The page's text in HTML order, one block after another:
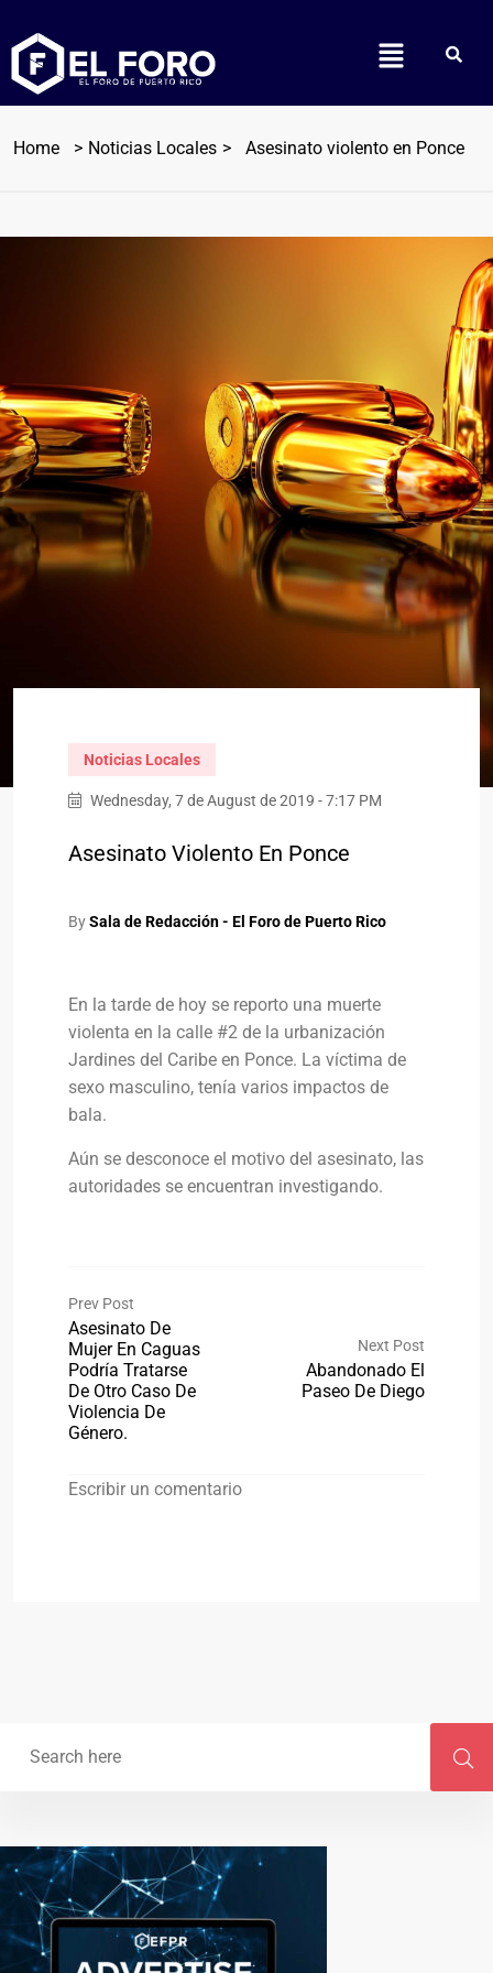
Home Noticias Locales Asesinato violento en Ponce
Noticias Locales
Wednesday, 7 de August de 2019 - 7:17 PM
Asesinato Violento En Ponce
BySala de Redacción - El Foro de Puerto Rico
En la tarde de hoy se reporto una muerte
violenta en la calle #2 de la urbanización
Jardines del Caribe en Ponce. La víctima de
sexo masculino, tenía varios impactos de
bala.
Aún se desconoce el motivo del asesinato, las
autoridades se encuentran investigando.
Prev Post
Asesinato De
Mujer En Caguas
Podría Tratarse
De Otro Caso De
Violencia De
Género.
Next Post
Abandonado El
Paseo De Diego
Escribir un comentario